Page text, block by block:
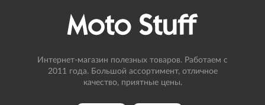
Интернет-магазин полезных товаров. Работаем с
2011 года. Большой ассортимент, отличное
качество, приятные цены.